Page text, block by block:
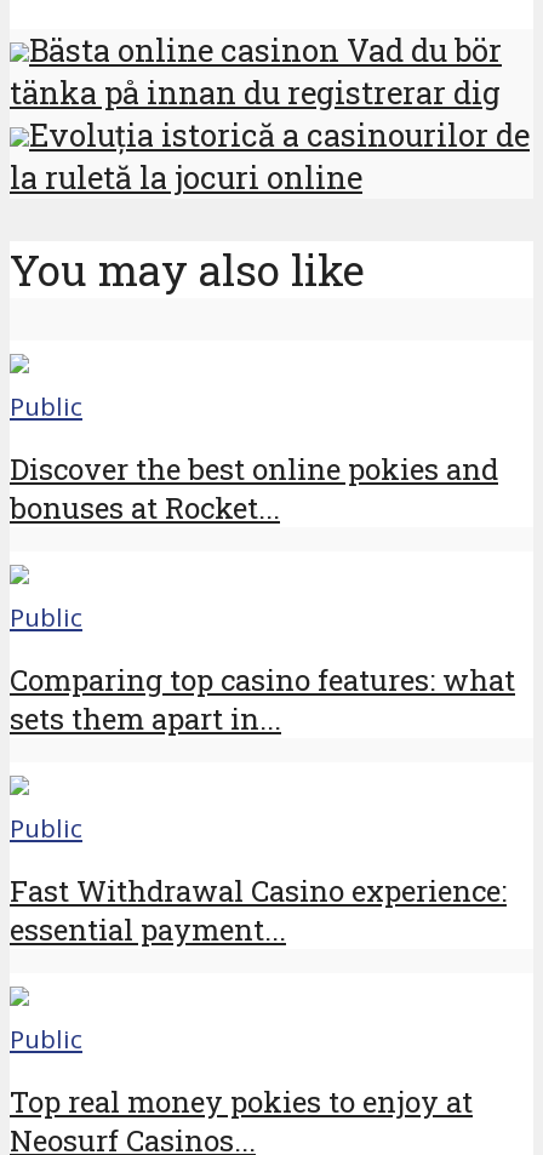
Bästa online casinon Vad du bör
tänka på innan du registrerar dig
Evoluția istorică a casinourilor de
la ruletă la jocuri online
You may also like
Public
Discover the best online pokies and
bonuses at Rocket...
Public
Comparing top casino features: what
sets them apart in...
Public
Fast Withdrawal Casino experience:
essential payment...
Public
Top real money pokies to enjoy at
Neosurf Casinos...